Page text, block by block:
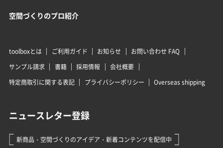
空間づくりのプロ紹介
toolboxとは ご利用ガイド お知らせ
お問い合わせ FAQ
サンプル請求
書籍 採用情報
会社概要
特定商取引に関する表記
プライバシーポリシー Overseas shipping